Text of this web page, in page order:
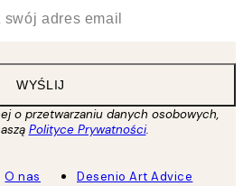
WYŚLIJ
o przetwarzaniu danych osobowych,
Polityce Prywatności.
O nas
Desenio Art Advice